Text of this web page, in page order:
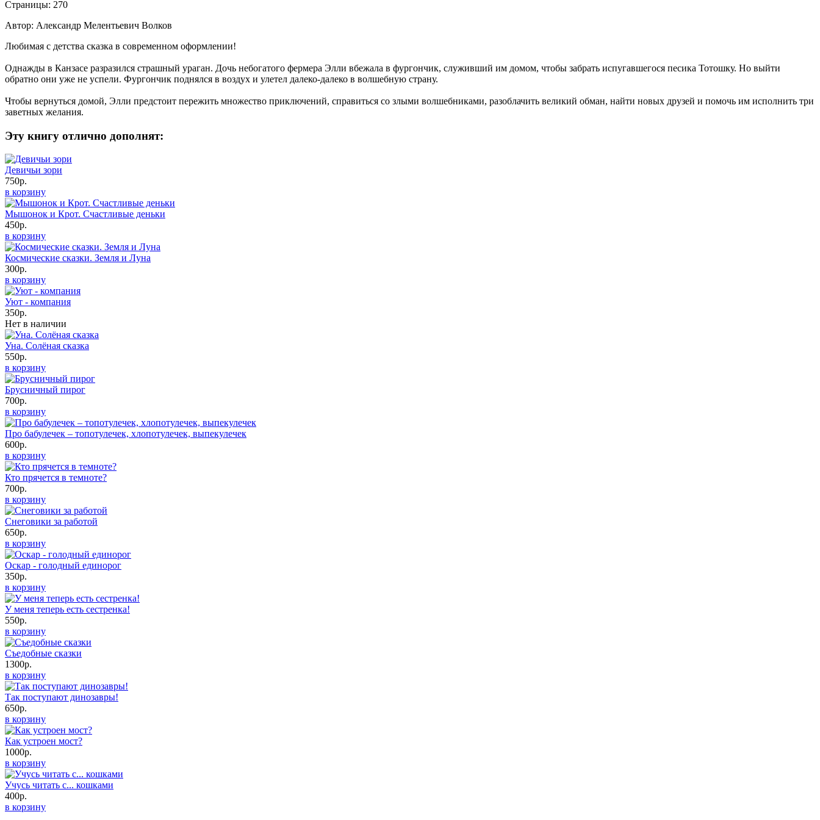
Страницы: 270
Автор: Александр Мелентьевич Волков
Любимая с детства сказка в современном оформлении!
Однажды в Канзасе разразился страшный ураган. Дочь небогатого фермера Элли вбежала в фургончик, служивший им домом, чтобы забрать испугавшегося песика Тотошку. Но выйти
обратно они уже не успели. Фургончик поднялся в воздух и улетел далеко-далеко в волшебную страну.
Чтобы вернуться домой, Элли предстоит пережить множество приключений, справиться со злыми волшебниками, разоблачить великий обман, найти новых друзей и помочь им исполнить три
заветных желания.
Эту книгу отлично дополнят:
Девичьи зори
750р.
в корзину
Мышонок и Крот. Счастливые деньки
450р.
в корзину
Космические сказки. Земля и Луна
300р.
в корзину
Уют - компания
350р.
Нет в наличии
Уна. Солёная сказка
550р.
в корзину
Брусничный пирог
700р.
в корзину
Про бабулечек – топотулечек, хлопотулечек, выпекулечек
600р.
в корзину
Кто прячется в темноте?
700р.
в корзину
Снеговики за работой
650р.
в корзину
Оскар - голодный единорог
350р.
в корзину
У меня теперь есть сестренка!
550р.
в корзину
Съедобные сказки
1300р.
в корзину
Так поступают динозавры!
650р.
в корзину
Как устроен мост?
1000р.
в корзину
Учусь читать с... кошками
400р.
в корзину